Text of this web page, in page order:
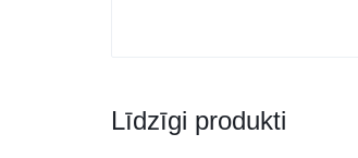
Līdzīgi produkti